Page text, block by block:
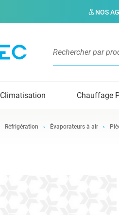
NOS
Climatisation Chauffage
Réfrigération Évaporateurs à air